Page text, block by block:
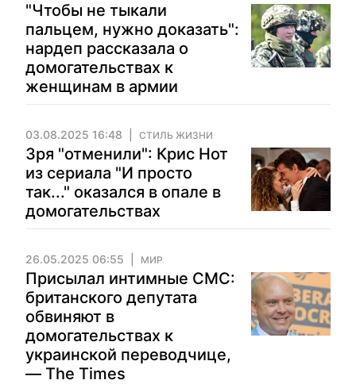
"Чтобы не тыкали
пальцем, нужно доказать":
нардеп рассказала о
домогательствах к
женщинам в армии
03.08.2025 16:48 СТИЛЬ ЖИЗНИ
Зря "отменили": Крис Нот
из сериала "И просто
так..." оказался в опале в
домогательствах
26.05.2025 06:55 МИР
Присылал интимные СМС:
британского депутата
обвиняют в
домогательствах к
украинской переводчице,
— The Times